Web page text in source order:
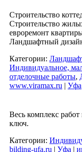
Строительство
Строительство
евроремонт
Ландшафтный
Категории:
Индивидуальное,
отделочные работы,
www.viramax.ru | Уфа
Весь комплекс
ключ.
Категории:
bilding-ufa.ru | Уфа |